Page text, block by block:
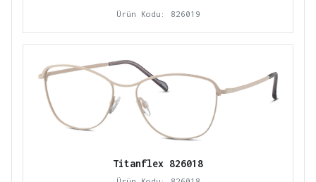
Ürün Kodu: 826019
Titanflex 826018